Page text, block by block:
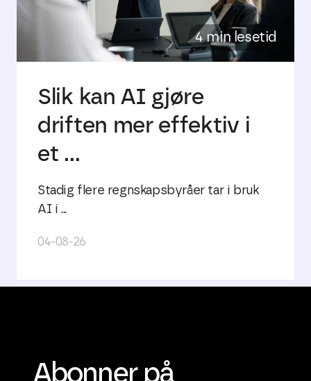
4 min lesetid
Slik kan AI gjøre
driften mer effektiv i
et ...
Stadig flere regnskapsbyråer tar i bruk
AI i ...
04-08-26
Abonner på